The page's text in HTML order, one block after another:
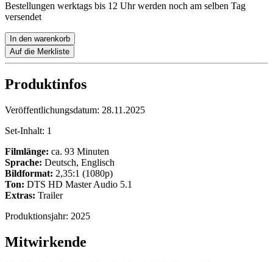
Bestellungen werktags bis 12 Uhr werden noch am selben Tag
versendet
In den warenkorb
Auf die Merkliste
Produktinfos
Veröffentlichungsdatum: 28.11.2025
Set-Inhalt: 1
Filmlänge: ca. 93 Minuten
Sprache: Deutsch, Englisch
Bildformat: 2,35:1 (1080p)
Ton: DTS HD Master Audio 5.1
Extras: Trailer
Produktionsjahr: 2025
Mitwirkende